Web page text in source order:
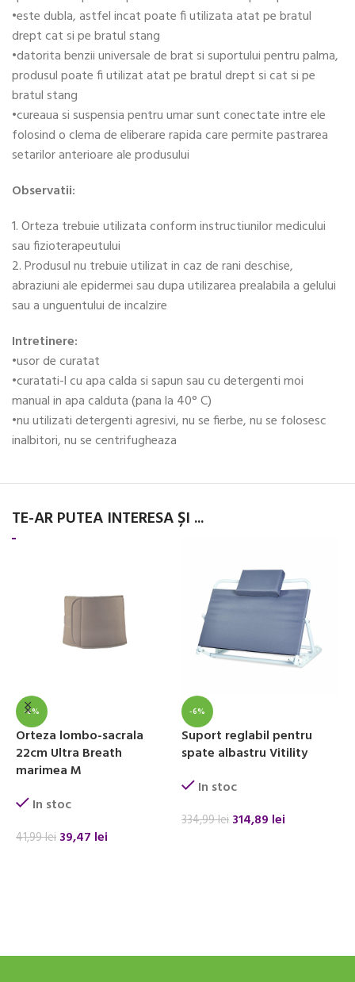
•este dubla, astfel incat poate fi utilizata atat pe bratul
drept cat si pe bratul stang
•datorita benzii universale de brat si suportului pentru palma,
produsul poate fi utilizat atat pe bratul drept si cat si pe
bratul stang
•cureaua si suspensia pentru umar sunt conectate intre ele
folosind o clema de eliberare rapida care permite pastrarea
setarilor anterioare ale produsului
Observatii:
1. Orteza trebuie utilizata conform instructiunilor medicului
sau fizioterapeutului
2. Produsul nu trebuie utilizat in caz de rani deschise,
abraziuni ale epidermei sau dupa utilizarea prealabila a gelului
sau a unguentului de incalzire
Intretinere:
•usor de curatat
•curatati-l cu apa calda si sapun sau cu detergenti moi
manual in apa calduta (pana la 40° C)
•nu utilizati detergenti agresivi, nu se fierbe, nu se folosesc
inalbitori, nu se centrifugheaza
TE-AR PUTEA INTERESA ȘI ...
-6%
Orteza lombo-sacrala
22cm Ultra Breath
marimea M
In stoc
41,99lei 39,47 lei
-6%
Suport reglabil pentru
spate albastru Vitility
In stoc
334,99lei 314,89 lei